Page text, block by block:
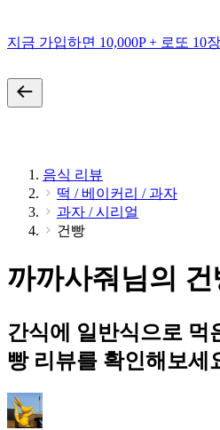
지금 가입하면 10,000P + 로또 10
음식 리뷰
떡 / 베이커리 / 과자
과자 / 시리얼
건빵
까까사줘님의
간식에 일반식으로 먹
빵 리뷰를 확인해보세